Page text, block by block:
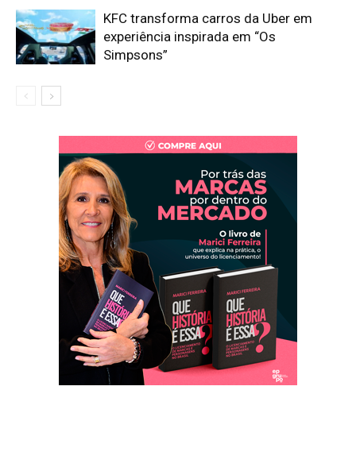
KFC transforma carros da Uber em
experiência inspirada em “Os
Simpsons”